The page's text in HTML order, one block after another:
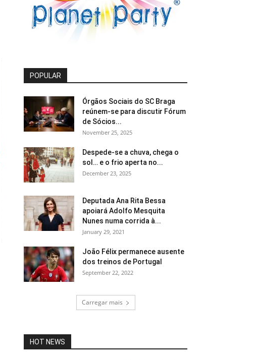
POPULAR
Órgãos Sociais do SC Braga
reúnem-se para discutir Fórum
de Sócios...
November 25, 2025
Despede-se a chuva, chega o
sol… e o frio aperta no...
December 23, 2025
Deputada Ana Rita Bessa
apoiará Adolfo Mesquita
Nunes numa corrida à...
January 29, 2021
João Félix permanece ausente
dos treinos de Portugal
September 22, 2022
Carregar mais
HOT NEWS